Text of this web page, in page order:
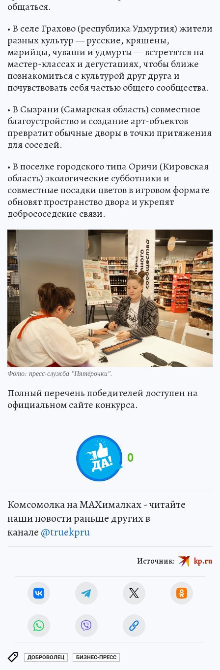
общаться.
• В селе Грахово (республика Удмуртия) жители
разных культур — русские, кряшены,
марийцы, чуваши и удмурты — встретятся на
мастер-классах и дегустациях, чтобы ближе
познакомиться с культурой друг друга и
почувствовать себя частью общего сообщества.
• В Сызрани (Самарская область) совместное
благоустройство и создание арт-объектов
превратит обычные дворы в точки притяжения
для соседей.
• В поселке городского типа Оричи (Кировская
область) экологические субботники и
совместные посадки цветов в игровом формате
обновят пространство двора и укрепят
добрососедские связи.
Фото: пресс-служба "Пятёрочки".
Полный перечень победителей доступен на
официальном сайте конкурса.
0
Комсомолка на MAXималках - читайте
наши новости раньше других в
канале @truekpru
Источник: kp.ru
ДОБРОВОЛЕЦ БИЗНЕС-ПРЕСС